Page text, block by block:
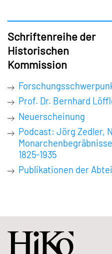
Schriftenreihe der
Historischen
Kommission
Prof. Dr. Bernhard
Neuerscheinung
Podcast: Jörg Zedler,
1825-1935
Publikationen der